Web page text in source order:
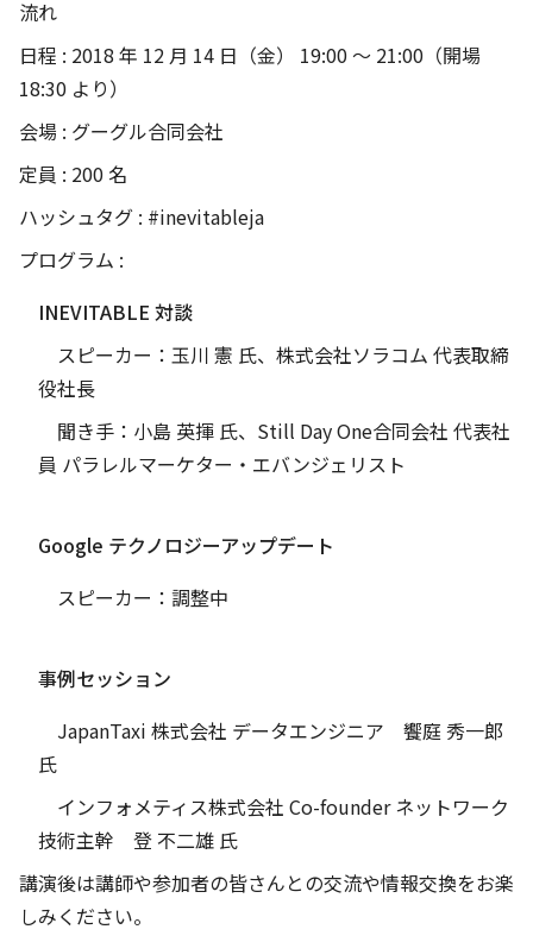
流れ
日程 : 2018 年 12 月 14 日（金） 19:00 〜 21:00（開場
18:30 より）
会場 : グーグル合同会社
定員 : 200 名
ハッシュタグ : #inevitableja
プログラム :
INEVITABLE 対談
スピーカー：玉川 憲 氏、株式会社ソラコム 代表取締
役社長
聞き手：小島 英揮 氏、Still Day One合同会社 代表社
員 パラレルマーケター・エバンジェリスト
Google テクノロジーアップデート
スピーカー：調整中
事例セッション
JapanTaxi 株式会社 データエンジニア 饗庭 秀一郎
氏
インフォメティス株式会社 Co-founder ネットワーク
技術主幹 登 不二雄 氏
講演後は講師や参加者の皆さんとの交流や情報交換をお楽
しみください。